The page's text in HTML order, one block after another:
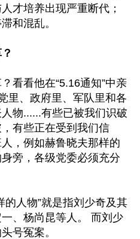
才培养出现严重断代；
和混乱。
看看他在“5.16通知”中亲
里、政府里、军队里和各
物......有些已被我们识破
有些正在受到我们信
，例如赫鲁晓夫那样的
旁，各级党委必须充分
的人物”就是指刘少奇及其
、杨尚昆等人。 而刘少
号冤案。